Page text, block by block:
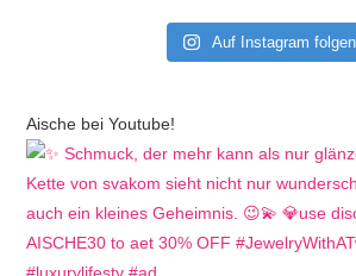
Auf Instagram folgen
Aische bei Youtube!